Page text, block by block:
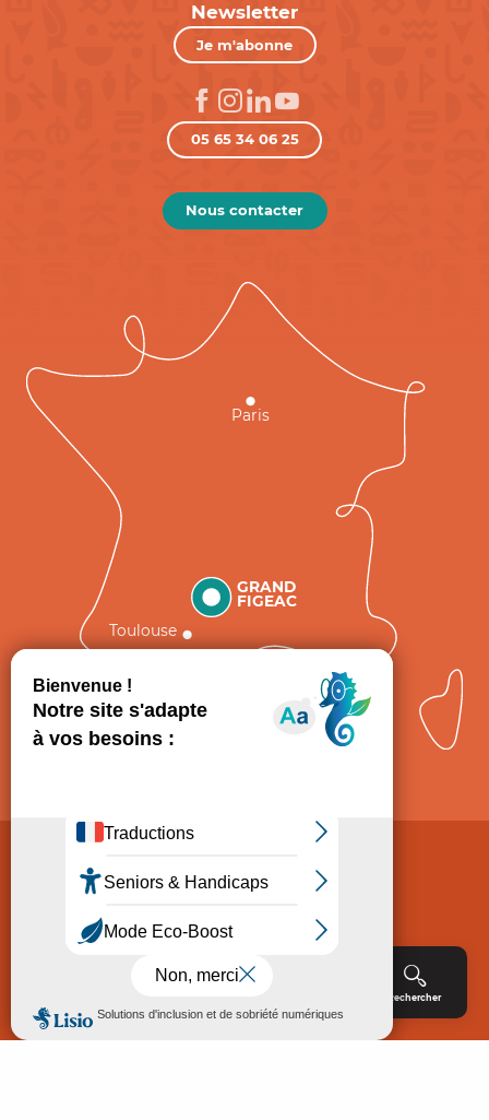
Rechercher
Newsletter
Je m'abonne
05 65 34 06 25
Nous contacter
GRAND
FIGEAC
Toulouse
Paris
Politique de Protection des données
Consentement
Accessibilité : non conforme